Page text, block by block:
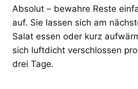
Absolut – bewahre Reste
auf. Sie lassen sich am
Salat essen oder kurz
sich luftdicht verschlossen
drei Tage.